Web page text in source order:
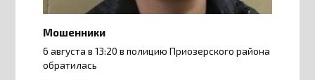
Мошенники
6 августа в 13:20 в полицию Приозерского района
обратилась